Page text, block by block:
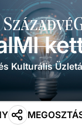
Kulturális